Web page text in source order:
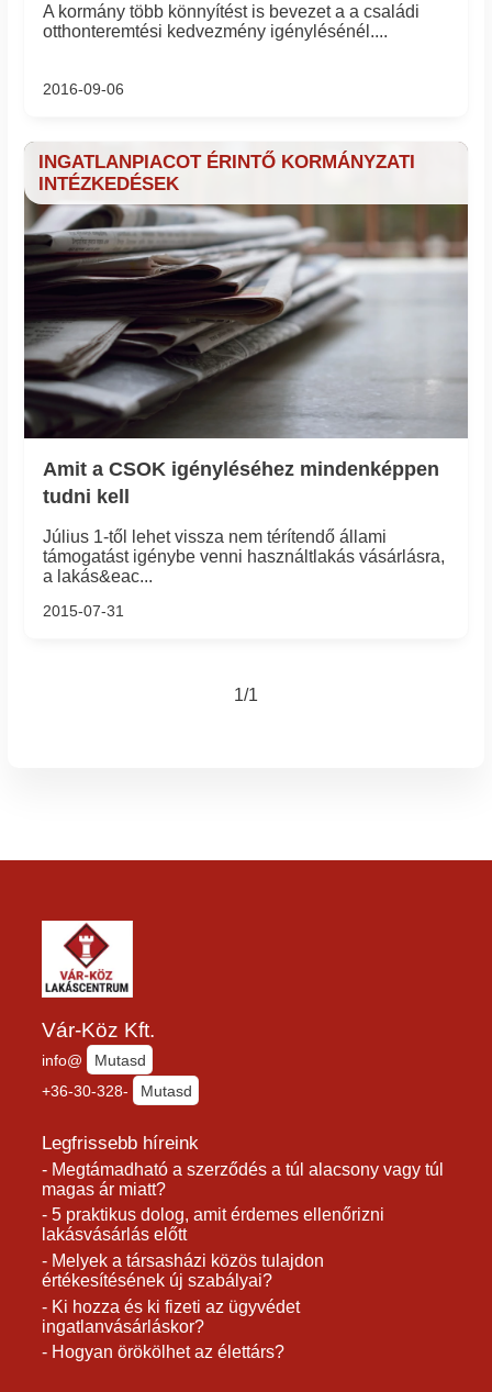
A kormány több könnyítést is bevezet a a családi
otthonteremtési kedvezmény igénylésénél....
2016-09-06
INGATLANPIACOT ÉRINTŐ KORMÁNYZATI
INTÉZKEDÉSEK
Amit a CSOK igényléséhez mindenképpen
tudni kell
Július 1-től lehet vissza nem térítendő állami
támogatást igénybe venni használtlakás vásárlásra,
a lakás&eac...
2015-07-31
1/1
Vár-Köz Kft.
info@
Mutasd
+36-30-328-
Mutasd
Legfrissebb híreink
- Megtámadható a szerződés a túl alacsony vagy túl
magas ár miatt?
- 5 praktikus dolog, amit érdemes ellenőrizni
lakásvásárlás előtt
- Melyek a társasházi közös tulajdon
értékesítésének új szabályai?
- Ki hozza és ki fizeti az ügyvédet
ingatlanvásárláskor?
- Hogyan örökölhet az élettárs?